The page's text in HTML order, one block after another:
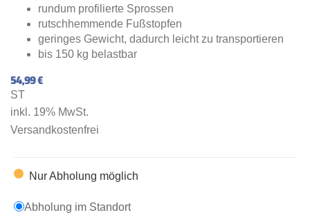
rundum profilierte Sprossen
rutschhemmende Fußstopfen
geringes Gewicht, dadurch leicht zu transportieren
bis 150 kg belastbar
54,99 €
ST
inkl. 19% MwSt.
Versandkostenfrei
Nur Abholung möglich
Abholung im Standort